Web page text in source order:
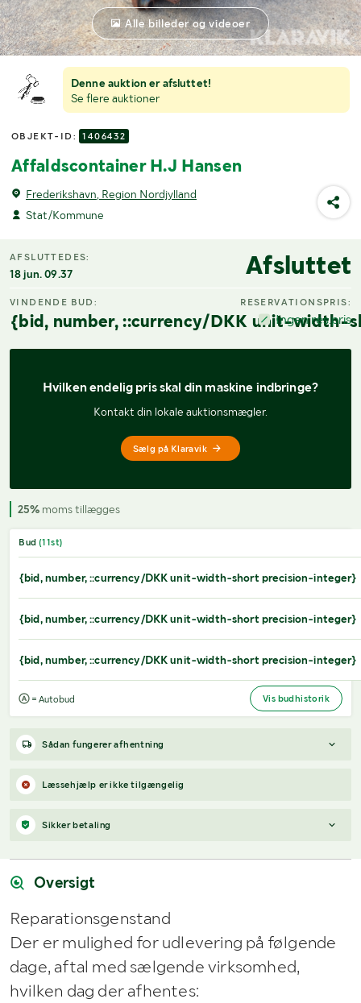
Denne auktion er afsluttet!
Se flere auktioner
OBJEKT-ID: 1406432
Affaldscontainer H.J Hansen
Frederikshavn, Region Nordjylland
Stat/Kommune
Alle billeder og videoer
AFSLUTTEDES:
18 jun. 09.37 Afsluttet
VINDENDE BUD:
{bid, number, ::currency/DKK unit-width-
RESERVATIONSPRIS:
Ingen res.pris
Hvilken endelig pris skal din maskine indbringe?
Kontakt din lokale auktionsmægler.
Sælg på Klaravik
25% moms tillægges
Bud (11st)
{bid, number, ::currency/DKK unit-width-short precision-integer}
{bid, number, ::currency/DKK unit-width-short precision-integer}
{bid, number, ::currency/DKK unit-width-short precision-integer}
= Autobud Vis budhistorik
Sådan fungerer afhentning
Varen forbliver hos sælgeren, indtil køberen har betalt for
varen. Når betalingen er modtaget, får køberen adgang til
sælgers kontaktoplysninger og kan aftale afhentning (inden for
12 dage efter auktionens afslutning).
Har du spørgsmål om afhentning?Kontakt os på7220 7035eller
send en e-mail til
Læssehjælp er ikke tilgængelig
Sikker betaling
Når du vinder et bud, modtager du en faktura fra Payex til din e-
mailadresse den dag, auktionen slutter.
Oversigt
Reparationsgenstand
Der er mulighed for udlevering på følgende
dage, aftal med sælgende virksomhed,
hvilken dag der afhentes: